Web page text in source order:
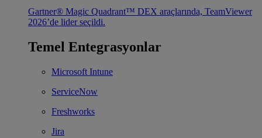
Gartner® Magic Quadrant™ DEX araçlarında, TeamViewer
2026’de lider seçildi.
Temel Entegrasyonlar
Microsoft Intune
ServiceNow
Freshworks
Jira